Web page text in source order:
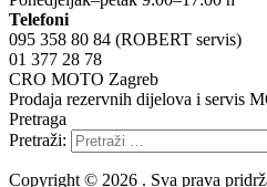
Telefoni
095 358 80 84 (ROBERT servis)
01 377 28 78
CRO MOTO Zagreb
Prodaja rezervnih dijelova i servis
Pretraga
Pretraži:
Copyright © 2026 . Sva prava